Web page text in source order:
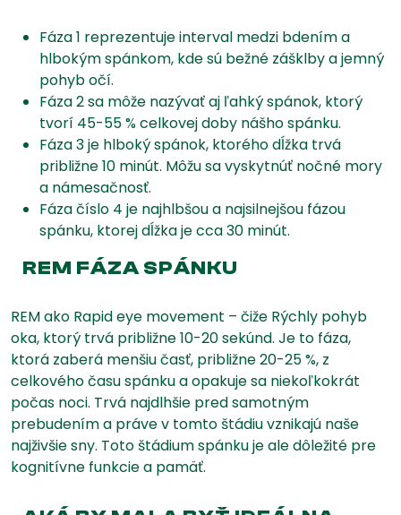
Fáza 1 reprezentuje interval medzi bdením a
hlbokým spánkom, kde sú bežné zášklby a jemný
pohyb očí.
Fáza 2 sa môže nazývať aj ľahký spánok, ktorý
tvorí 45-55 % celkovej doby nášho spánku.
Fáza 3 je hlboký spánok, ktorého dĺžka trvá
približne 10 minút. Môžu sa vyskytnúť nočné mory
a námesačnosť.
Fáza číslo 4 je najhlbšou a najsilnejšou fázou
spánku, ktorej dĺžka je cca 30 minút.
REM FÁZA SPÁNKU
REM ako Rapid eye movement – čiže Rýchly pohyb
oka, ktorý trvá približne 10-20 sekúnd. Je to fáza,
ktorá zaberá menšiu časť, približne 20-25 %, z
celkového času spánku a opakuje sa niekoľkokrát
počas noci. Trvá najdlhšie pred samotným
prebudením a práve v tomto štádiu vznikajú naše
najživšie sny. Toto štádium spánku je ale dôležité pre
kognitívne funkcie a pamäť.